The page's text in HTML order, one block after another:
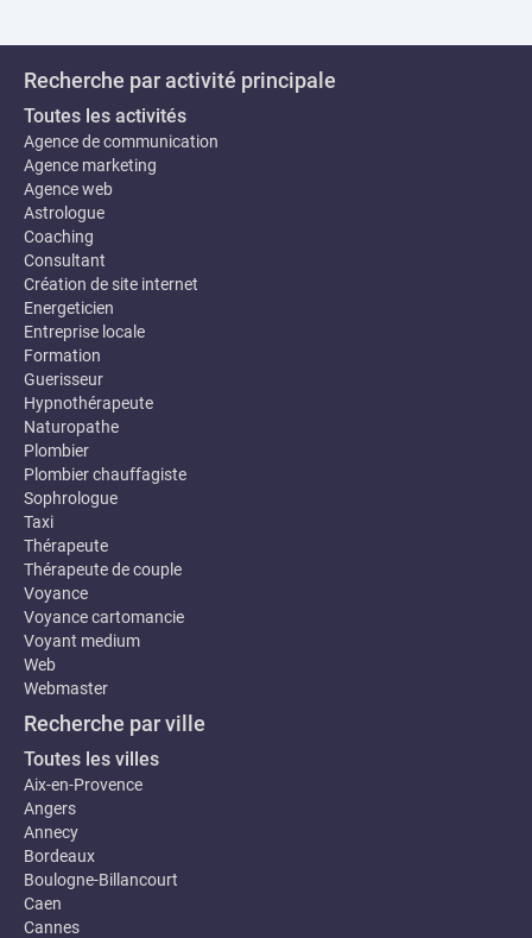
Recherche par activité principale
Toutes les activités
Agence de communication
Agence marketing
Agence web
Astrologue
Coaching
Consultant
Création de site internet
Energeticien
Entreprise locale
Formation
Guerisseur
Hypnothérapeute
Naturopathe
Plombier
Plombier chauffagiste
Sophrologue
Taxi
Thérapeute
Thérapeute de couple
Voyance
Voyance cartomancie
Voyant medium
Web
Webmaster
Recherche par ville
Toutes les villes
Aix-en-Provence
Angers
Annecy
Bordeaux
Boulogne-Billancourt
Caen
Cannes